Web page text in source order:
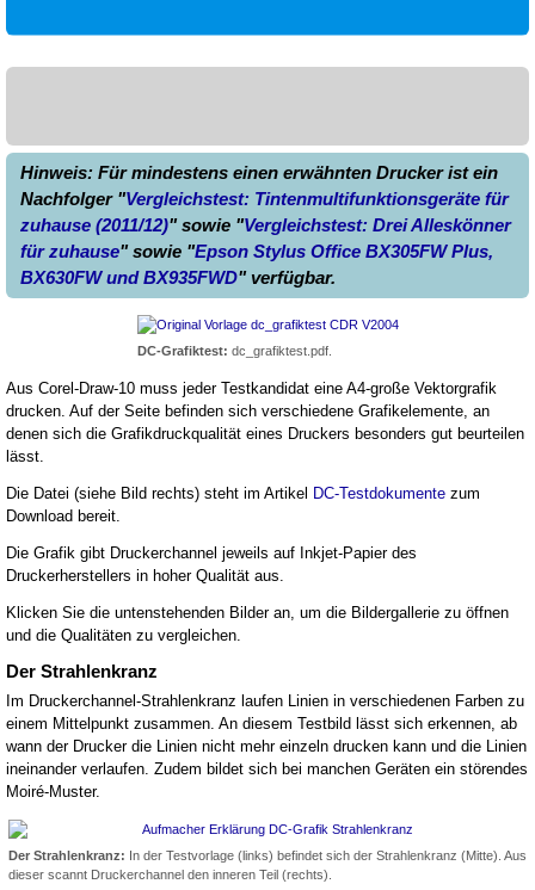
Hinweis: Für mindestens einen erwähnten Drucker ist ein
Nachfolger "Vergleichstest: Tintenmultifunktionsgeräte für
zuhause (2011/12)" sowie "Vergleichstest: Drei Alleskönner
für zuhause" sowie "Epson Stylus Office BX305FW Plus,
BX630FW und BX935FWD" verfügbar.
DC-Grafiktest: dc_grafiktest.pdf.
Aus Corel-Draw-10 muss jeder Testkandidat eine A4-große Vektorgrafik
drucken. Auf der Seite befinden sich verschiedene Grafikelemente, an
denen sich die Grafikdruckqualität eines Druckers besonders gut beurteilen
lässt.
Die Datei (siehe Bild rechts) steht im Artikel DC-Testdokumente zum
Download bereit.
Die Grafik gibt Druckerchannel jeweils auf Inkjet-Papier des
Druckerherstellers in hoher Qualität aus.
Klicken Sie die untenstehenden Bilder an, um die Bildergallerie zu öffnen
und die Qualitäten zu vergleichen.
Der Strahlenkranz
Im Druckerchannel-Strahlenkranz laufen Linien in verschiedenen Farben zu
einem Mittelpunkt zusammen. An diesem Testbild lässt sich erkennen, ab
wann der Drucker die Linien nicht mehr einzeln drucken kann und die Linien
ineinander verlaufen. Zudem bildet sich bei manchen Geräten ein störendes
Moiré-Muster.
Der Strahlenkranz: In der Testvorlage (links) befindet sich der Strahlenkranz (Mitte). Aus
dieser scannt Druckerchannel den inneren Teil (rechts).